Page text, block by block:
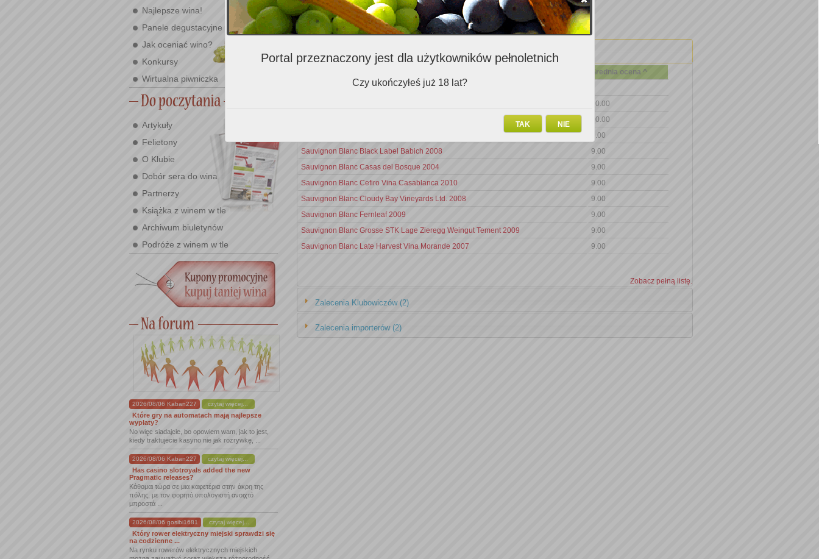
Najlepsze wina!
Panele degustacyjne
Jak oceniać wino?
Konkursy
Wirtualna piwniczka
Artykuły
Felietony
O Klubie
Dobór sera do wina
Partnerzy
Książka z winem w tle
Archiwum biuletynów
Podróże z winem w tle
2026/08/06 Kaban227 czytaj więcej...
Które gry na automatach mają najlepsze
wypłaty?
No więc siadajcie, bo opowiem wam, jak to jest,
kiedy traktujecie kasyno nie jak rozrywkę, ...
2026/08/06 Kaban227 czytaj więcej...
Has casino slotroyals added the new
Pragmatic releases?
Κάθομαι τώρα σε μια καφετέρια στην άκρη της
πόλης, με τον φορητό υπολογιστή ανοιχτό
μπροστά ...
2026/08/06 gosibi1681 czytaj więcej...
Który rower elektryczny miejski sprawdzi się
na codzienne ...
Na rynku rowerów elektrycznych miejskich
Zalecenia ekspertów (489)
Średnia ocena ^
10.00
10.00
9.00
Sauvignon Blanc Black Label Babich 2008
9.00
Sauvignon Blanc Casas del Bosque 2004
9.00
Sauvignon Blanc Cefiro Vina Casablanca 2010
9.00
Sauvignon Blanc Cloudy Bay Vineyards Ltd. 2008
9.00
Sauvignon Blanc Fernleaf 2009
9.00
Sauvignon Blanc Grosse STK Lage Zieregg Weingut Tement 2009
9.00
Sauvignon Blanc Late Harvest Vina Morande 2007
9.00
Zobacz pełną listę.
Zalecenia Klubowiczów (2)
Zalecenia importerów (2)
Portal przeznaczony jest dla użytkowników pełnoletnich
Czy ukończyłeś już 18 lat?
NIE
TAK